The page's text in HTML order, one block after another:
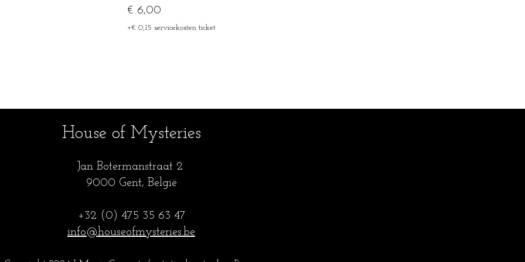
€ 6,00
+€ 0,15 servicekosten ticket
House of Mysteries
Jan Botermanstraat 2
9000 Gent, België
+32 (0) 475 35 63 47
info@houseofmysteries.be